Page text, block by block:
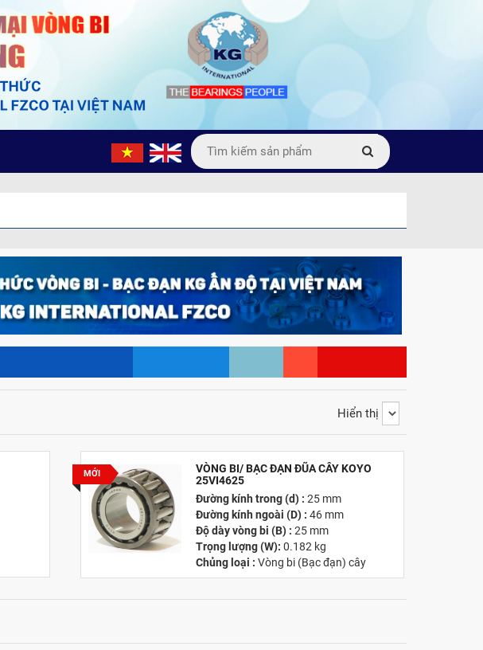
Hiển thị
MỚI
VÒNG BI/ BẠC ĐẠN ĐŨA CÂY KOYO
25VI4625
Đường kính trong (d) :25 mm
Đường kính ngoài (D) : 46 mm
Độ dày vòng bi (B) : 25 mm
Trọng lượng (W):0.182 kg
Chủng loại :Vòng bi (Bạc đạn) cây
Giá :Vui lòngLiên hệ -028.3969.9384